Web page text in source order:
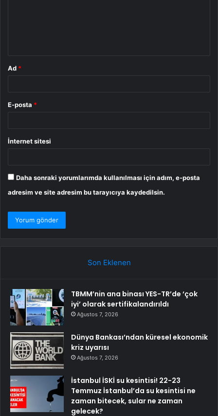
Ad *
E-posta *
İnternet sitesi
Daha sonraki yorumlarımda kullanılması için adım, e-posta
adresim ve site adresim bu tarayıcıya kaydedilsin.
Son Eklenen
TBMM’nin ana binası YES-TR’de ‘çok
iyi’ olarak sertifikalandırıldı
Ağustos 7, 2026
Dünya Bankası’ndan küresel ekonomik
kriz uyarısı
Ağustos 7, 2026
İstanbul İSKİ su kesintisi! 22-23
Temmuz İstanbul’da su kesintisi ne
zaman bitecek, sular ne zaman
gelecek?